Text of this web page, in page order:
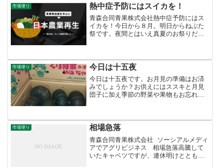
からは、きゅうりとミ...
市場便り 熱中症予防にはスイカを！
青森合同青果株式会社熱中症予防にはス
イカを！今日から８月。明日からねぶた
祭です。夜間とはいえ真夏のお祭りだけ
たスイカ。89.6％が水...
市場便り 今日は十五夜
今日は十五夜です。お月見の準備はお済
みでしょうか？お供えにはススキと月見
団子に加え季節の野菜や果物もお忘れな
市場便り 相場急落
青森合同青果株式会社 ソーシアルメディ
アでアグリビジネス 相場急落高騰して
いたキャベツですが、連休明けとともに